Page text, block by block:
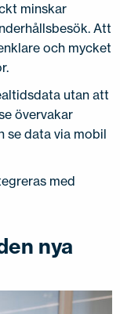
minskar
Att
och mycket
utan att
övervakar
se data via mobil
med
nya